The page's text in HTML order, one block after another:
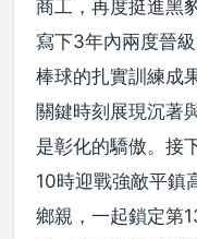
商工，再度挺進黑
寫下3年內兩度晉
棒球的扎實訓練成
關鍵時刻展現沉著
是彰化的驕傲。接
10時迎戰強敵平鎮
鄉親，一起鎖定第